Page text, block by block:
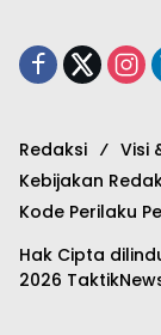
Redaksi Visi
Kebijakan
Kode Perilaku
Hak Cipta
2026